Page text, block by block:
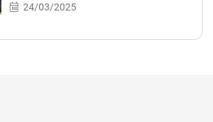
24/03/2025